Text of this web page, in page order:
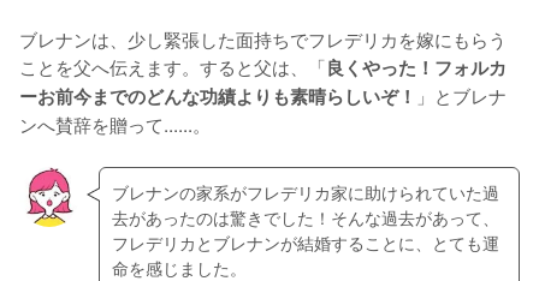
ブレナンは、少し緊張した面持ちでフレデリカを嫁にもらう
ことを父へ伝えます。すると父は、「良くやった！フォルカ
ーお前今までのどんな功績よりも素晴らしいぞ！ 」とブレナ
ンへ賛辞を贈って......。
ブレナンの家系がフレデリカ家に助けられていた過
去があったのは驚きでした！そんな過去があって、
フレデリカとブレナンが結婚することに、とても運
命を感じました。